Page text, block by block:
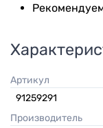
Артикул
91259291
Производитель